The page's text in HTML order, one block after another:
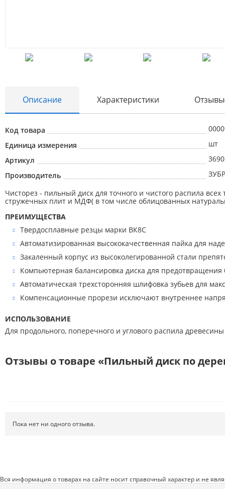
Описание Характеристики
Код товара
Единица измерения
шт
Артикул
Производитель
ЗУБР
Чисторез - пильный диск для точного и чистого распила
стружечных плит и МДФ( в том числе облицованных
ПРЕИМУЩЕСТВА
Твердосплавные резцы марки ВК8С
Автоматизированная высококачественная пайка для
Закаленный корпус из высоколегированной стали
Компьютерная балансировка диска для
Автоматическая трехсторонняя шлифовка зубьев для
Компенсационные прорези исключают внутреннее
ИСПОЛЬЗОВАНИЕ
Для продольного, поперечного и углового распила
Отзывы о товаре «Пильный диск по
Пока нет ни одного отзыва.
Вся информация о товарах на сайте носит справочный характер и не